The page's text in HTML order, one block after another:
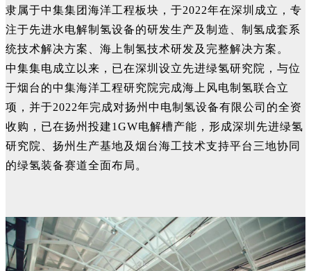
隶属于中集集团海洋工程板块，于2022年在深圳成立，专
注于先进水电解制氢设备的研发生产及制造、制氢成套系
统技术解决方案、海上制氢技术研发及完整解决方案。
中集集电成立以来，已在深圳设立先进绿氢研究院，与位
于烟台的中集海洋工程研究院完成海上风电制氢联合立
项，并于2022年完成对扬州中电制氢设备有限公司的全资
收购，已在扬州投建1GW电解槽产能，形成深圳先进绿氢
研究院、扬州生产基地及烟台海工技术支持平台三地协同
的绿氢装备赛道全面布局。